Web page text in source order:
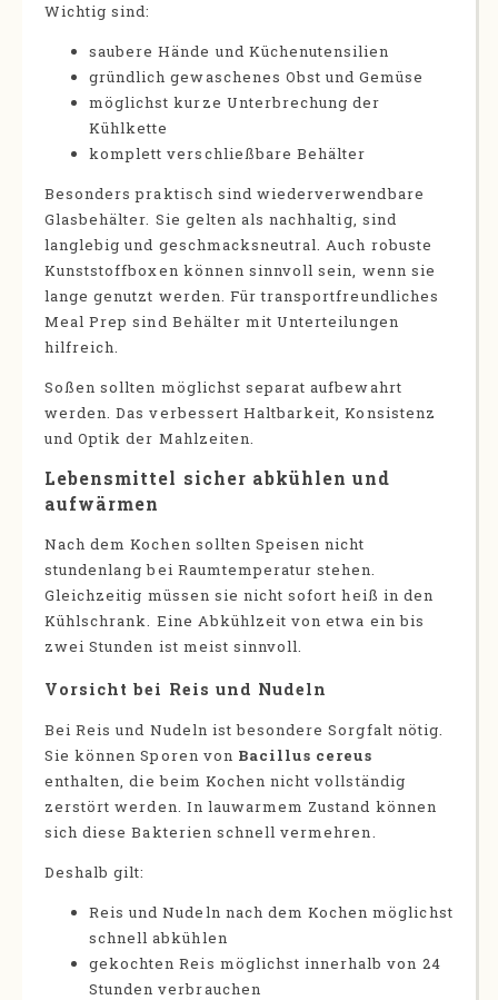
Wichtig sind:
saubere Hände und Küchenutensilien
gründlich gewaschenes Obst und Gemüse
möglichst kurze Unterbrechung der
Kühlkette
komplett verschließbare Behälter
Besonders praktisch sind wiederverwendbare
Glasbehälter. Sie gelten als nachhaltig, sind
langlebig und geschmacksneutral. Auch robuste
Kunststoffboxen können sinnvoll sein, wenn sie
lange genutzt werden. Für transportfreundliches
Meal Prep sind Behälter mit Unterteilungen
hilfreich.
Soßen sollten möglichst separat aufbewahrt
werden. Das verbessert Haltbarkeit, Konsistenz
und Optik der Mahlzeiten.
Lebensmittel sicher abkühlen und
aufwärmen
Nach dem Kochen sollten Speisen nicht
stundenlang bei Raumtemperatur stehen.
Gleichzeitig müssen sie nicht sofort heiß in den
Kühlschrank. Eine Abkühlzeit von etwa ein bis
zwei Stunden ist meist sinnvoll.
Vorsicht bei Reis und Nudeln
Bei Reis und Nudeln ist besondere Sorgfalt nötig.
Sie können Sporen von Bacillus cereus
enthalten, die beim Kochen nicht vollständig
zerstört werden. In lauwarmem Zustand können
sich diese Bakterien schnell vermehren.
Deshalb gilt:
Reis und Nudeln nach dem Kochen möglichst
schnell abkühlen
gekochten Reis möglichst innerhalb von 24
Stunden verbrauchen